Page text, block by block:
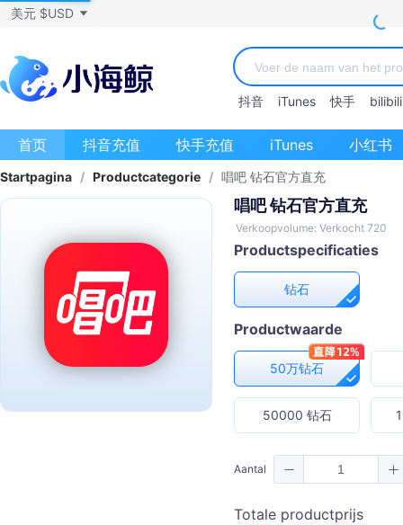
美元 $USD
抖音 iTunes 快手 bilibili
首页 抖音充值 快手充值 iTunes 小红书
Startpagina / Productcategorie / 唱吧 钻石官方直充
唱吧 钻石官方直充
Verkoopvolume: Verkocht 720
Productspecificaties
钻石
Productwaarde
50万钻石
50000 钻石
Aantal
Totale productprijs